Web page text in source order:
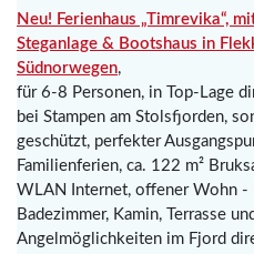
Neu! Ferienhaus „Timrevika“,
Steganlage & Bootshaus in
Südnorwegen,
für 6-8 Personen, in Top-Lage
bei Stampen am Stolsfjorden,
geschützt, perfekter
Familienferien, ca. 122 m²
WLAN Internet, offener Wohn -
Badezimmer, Kamin, Terrasse
Angelmöglichkeiten im Fjord